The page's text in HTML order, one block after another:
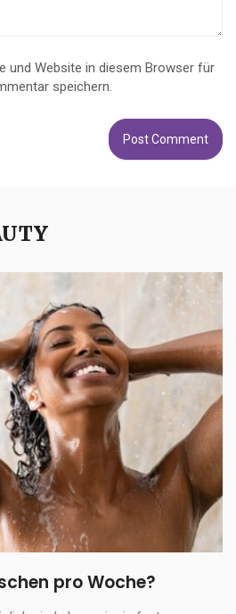
und Website in diesem Browser für
speichern.
pro Woche?